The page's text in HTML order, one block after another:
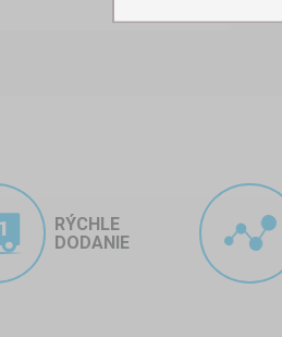
RÝCHLE
DODANIE